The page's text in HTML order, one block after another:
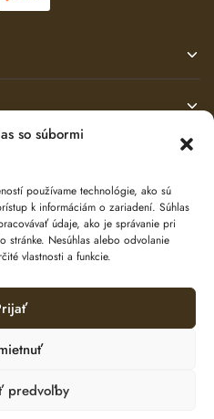
so súbormi
používame technológie, ako sú
k informáciám o zariadení. Súhlas
údaje, ako je správanie pri
stránke. Nesúhlas alebo odvolanie
vlastnosti a funkcie.
predvoľby
od
údajov